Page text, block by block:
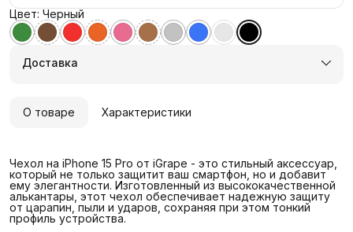
Цвет: Черный
Доставка
О товаре Характеристики
Чехол на iPhone 15 Pro от iGrape - это стильный аксессуар,
который не только защитит ваш смартфон, но и добавит
ему элегантности. Изготовленный из высококачественной
алькантары, этот чехол обеспечивает надежную защиту
от царапин, пыли и ударов, сохраняя при этом тонкий
профиль устройства.